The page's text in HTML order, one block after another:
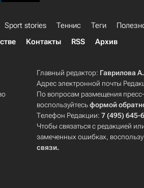
Sport stories Теннис Теги
Контакты RSS Архив
Главный редактор: Гаврилова
Адрес электронной почты
По вопросам размещения
воспользуйтесьформой
Телефон Редакции:7 (495) 645-
Чтобы связаться с редакцией
замеченных ошибках,
связи.